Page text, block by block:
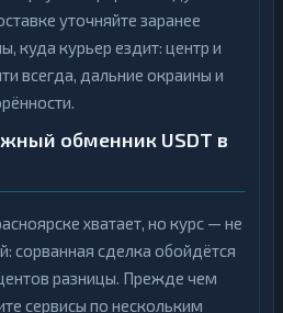
уточняйте заранее
куда курьер ездит: центр и
всегда, дальние окраины и
обменник USDT в
хватает, но курс — не
сорванная сделка обойдётся
разницы. Прежде чем
сервисы по нескольким